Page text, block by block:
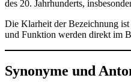
des 20. Jahrhunderts,
Die Klarheit der Bezeichnung
und Funktion werden direkt im
Synonyme und